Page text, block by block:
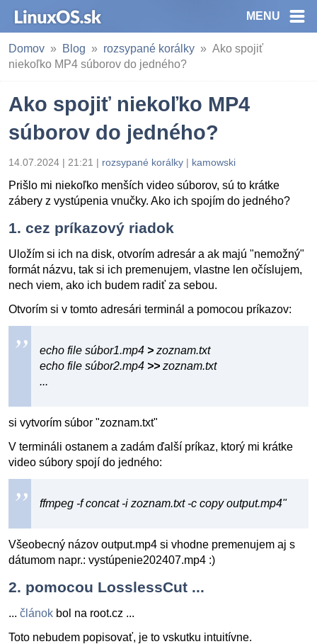
MENU
Domov Blog rozsypané korálky
Ako spojiť
niekoľko MP4 súborov do jedného?
Ako spojiť niekoľko MP4
súborov do jedného?
14.07.2024 | 21:21 | rozsypané korálky | kamowski
Prišlo mi niekoľko menších video súborov, sú to krátke
zábery z vystúpenia vnučky. Ako ich spojím do jedného?
1. cez príkazový riadok
Uložím si ich na disk, otvorím adresár a ak majú "nemožný"
formát názvu, tak si ich premenujem, vlastne len očíslujem,
nech viem, ako ich budem radiť za sebou.
Otvorím si v tomto adresári terminál a pomocou príkazov:
echo file súbor1.mp4 > zoznam.txt
echo file súbor2.mp4 >> zoznam.txt
...
si vytvorím súbor "zoznam.txt"
V termináli ostanem a zadám ďalší príkaz, ktorý mi krátke
video súbory spojí do jedného:
ffmpeg -f concat -i zoznam.txt -c copy output.mp4"
Všeobecný názov output.mp4 si vhodne premenujem aj s
dátumom napr.: vystúpenie202407.mp4 :)
2. pomocou LosslessCut ...
... článok bol na root.cz ...
Toto nebudem popisovať, je to vskutku intuitívne.